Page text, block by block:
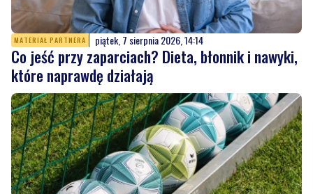
MATERIAŁ PARTNERA piątek, 7 sierpnia 2026, 14:14
Co jeść przy zaparciach? Dieta, błonnik i nawyki,
które naprawdę działają